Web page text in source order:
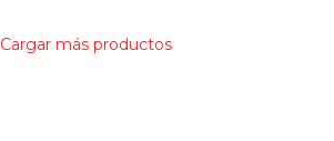
Cargar más productos